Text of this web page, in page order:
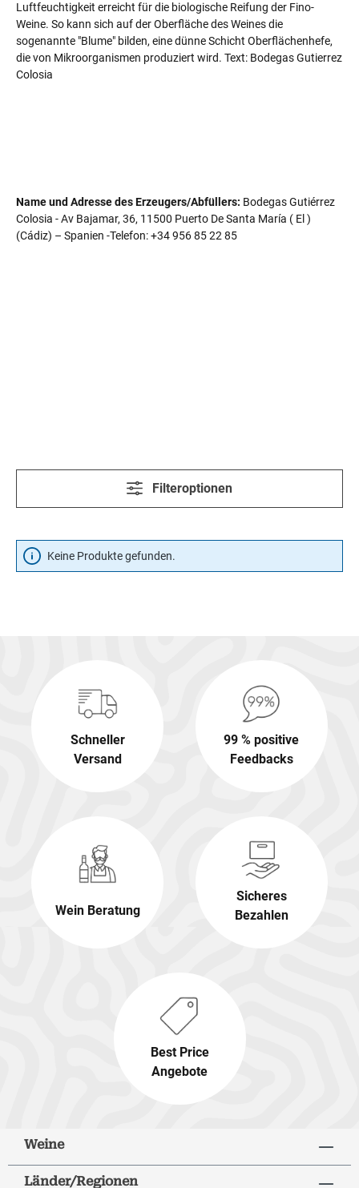
Luftfeuchtigkeit erreicht für die biologische Reifung der Fino-
Weine. So kann sich auf der Oberfläche des Weines die
sogenannte "Blume" bilden, eine dünne Schicht Oberflächenhefe,
die von Mikroorganismen produziert wird. Text: Bodegas Gutierrez
Colosia
Name und Adresse des Erzeugers/Abfüllers: Bodegas Gutiérrez
Colosia - Av Bajamar, 36, 11500 Puerto De Santa María ( El )
(Cádiz) – Spanien -Telefon: +34 956 85 22 85
Filteroptionen
Keine Produkte gefunden.
Schneller
Versand
99 % positive
Feedbacks
Wein Beratung
Sicheres
Bezahlen
Best Price
Angebote
Weine
Länder/Regionen